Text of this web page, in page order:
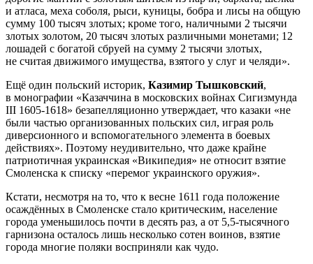
и атласа, меха соболя, рыси, куницы, бобра и лисы на общую
сумму 100 тысяч злотых; кроме того, наличными 2 тысячи
злотых золотом, 20 тысяч злотых различными монетами; 12
лошадей с богатой сбруей на сумму 2 тысячи злотых,
не считая движимого имущества, взятого у слуг и челяди».
Ещё один польский историк, Казимир Тышковский,
в монографии «Казаччина в московских войнах Сигизмунда
III 1605-1618» безапелляционно утверждает, что казаки «не
были частью организованных польских сил, играя роль
диверсионного и вспомогательного элемента в боевых
действиях». Поэтому неудивительно, что даже крайне
патриотичная украинская «Википедия» не относит взятие
Смоленска к списку «перемог украинского оружия».
Кстати, несмотря на то, что к весне 1611 года положение
осаждённых в Смоленске стало критическим, население
города уменьшилось почти в десять раз, а от 5,5-тысячного
гарнизона осталось лишь несколько сотен воинов, взятие
города многие поляки восприняли как чудо.